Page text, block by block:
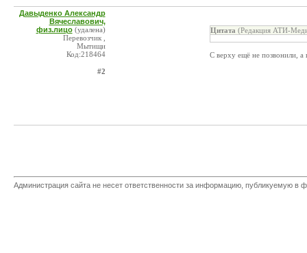
Давыденко Александр
Вячеславович,
физ.лицо (удалена)
Перевозчик ,
Мытищи
Код:218464
#2
Цитата (Редакция АТИ-
С верху ещё не позвонили, а
Администрация сайта не несет ответственности за информацию, публикуемую